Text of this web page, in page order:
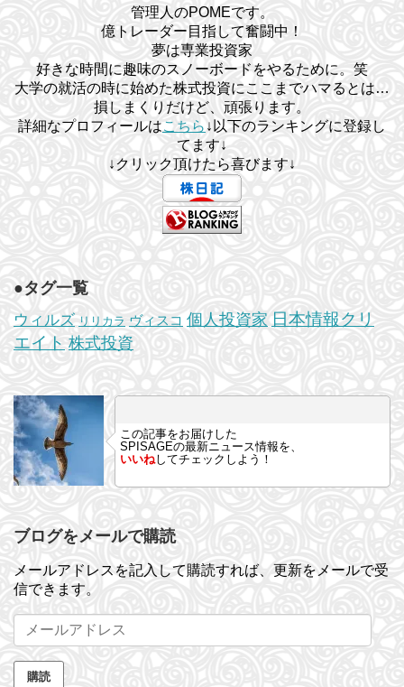
管理人のPOMEです。
億トレーダー目指して奮闘中！
夢は専業投資家
好きな時間に趣味のスノーボードをやるために。笑
大学の就活の時に始めた株式投資にここまでハマるとは…
損しまくりだけど、頑張ります。
詳細なプロフィールはこちら ↓以下のランキングに登録し
てます↓
↓クリック頂けたら喜びます↓
●タグ一覧
ウィルズ リリカラ ヴィスコ 個人投資家 日本情報クリ
エイト 株式投資
この記事をお届けした
SPISAGEの最新ニュース情報を、
いいねしてチェックしよう！
ブログをメールで購読
メールアドレスを記入して購読すれば、更新をメールで受
信できます。
メ
ー
ル
購読